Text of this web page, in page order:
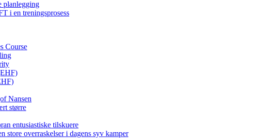
planlegging
i en treningsprosess
Course
Nansen
større
entusiastiske tilskuere
overraskelser i dagens syv kamper